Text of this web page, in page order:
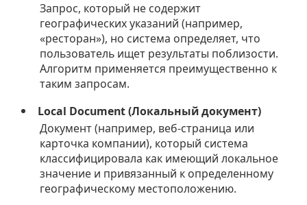
Запрос, который не содержит
географических указаний (например,
«ресторан»), но система определяет, что
пользователь ищет результаты поблизости.
Алгоритм применяется преимущественно к
таким запросам.
Local Document (Локальный документ)
Документ (например, веб-страница или
карточка компании), который система
классифицировала как имеющий локальное
значение и привязанный к определенному
географическому местоположению.